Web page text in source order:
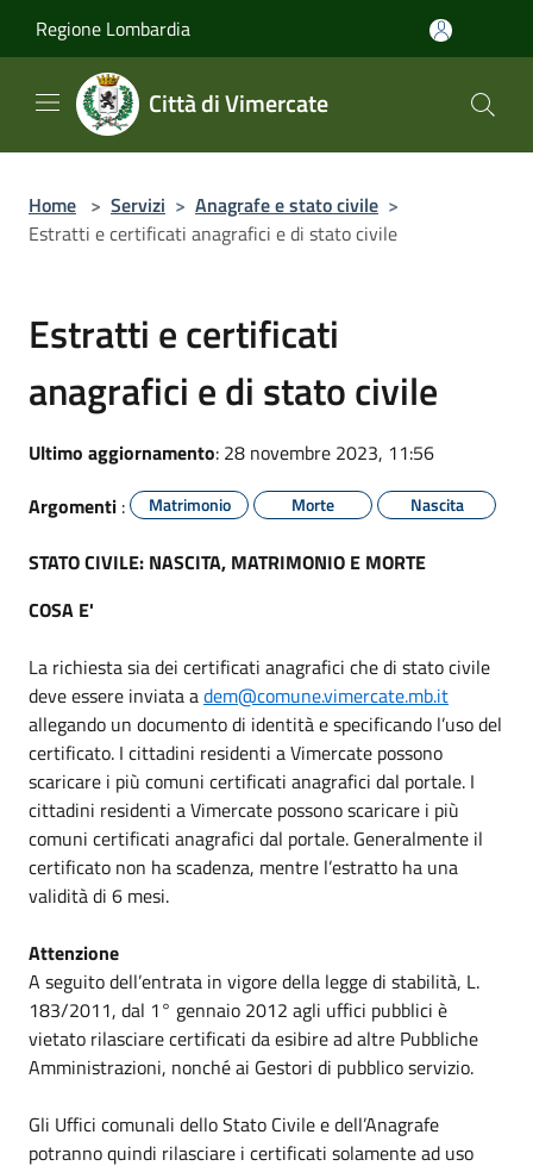
Regione Lombardia
Città di Vimercate
Home > Servizi > Anagrafe e stato civile >
Estratti e certificati anagrafici e di stato civile
Estratti e certificati
anagrafici e di stato civile
Ultimo aggiornamento: 28 novembre 2023, 11:56
Argomenti : Matrimonio Morte Nascita
STATO CIVILE: NASCITA, MATRIMONIO E MORTE
COSA E'
La richiesta sia dei certificati anagrafici che di stato civile
deve essere inviata adem@comune.vimercate.mb.it
allegando un documento di identità e specificando l’uso del
certificato. I cittadini residenti a Vimercate possono
scaricare i più comuni certificati anagrafici dal portale. I
cittadini residenti a Vimercate possono scaricare i più
comuni certificati anagrafici dal portale. Generalmente il
certificato non ha scadenza, mentre l’estratto ha una
validità di 6 mesi.
Attenzione
A seguito dell’entrata in vigore della legge di stabilità, L.
183/2011, dal 1° gennaio 2012 agli uffici pubblici è
vietato rilasciare certificati da esibire ad altre Pubbliche
Amministrazioni, nonché ai Gestori di pubblico servizio.
Gli Uffici comunali dello Stato Civile e dell’Anagrafe
potranno quindi rilasciare i certificati solamente ad uso